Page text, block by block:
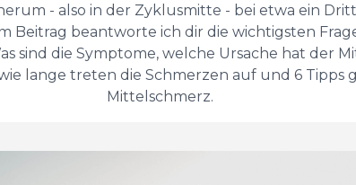
- also in der Zyklusmitte - bei etwa ein
Beitrag beantworte ich dir die wichtigsten
sind die Symptome, welche Ursache hat der
lange treten die Schmerzen auf und 6 Tipps
Mittelschmerz.